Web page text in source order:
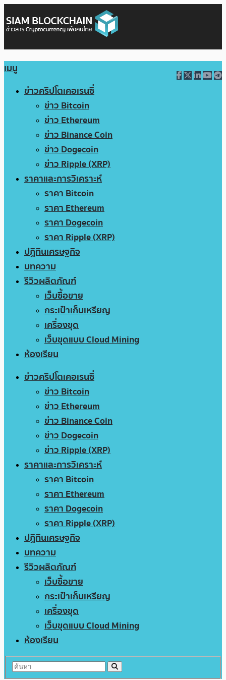
เมนู
ข่าวคริปโตเคอเรนซี่
ข่าว Bitcoin
ข่าว Ethereum
ข่าว Binance Coin
ข่าว Dogecoin
ข่าว Ripple (XRP)
ราคาและการวิเคราะห์
ราคา Bitcoin
ราคา Ethereum
ราคา Dogecoin
ราคา Ripple (XRP)
ปฏิทินเศรษฐกิจ
บทความ
รีวิวผลิตภัณฑ์
เว็บซื้อขาย
กระเป๋าเก็บเหรียญ
เครื่องขุด
เว็บขุดแบบ Cloud Mining
ห้องเรียน
ข่าวคริปโตเคอเรนซี่
ข่าว Bitcoin
ข่าว Ethereum
ข่าว Binance Coin
ข่าว Dogecoin
ข่าว Ripple (XRP)
ราคาและการวิเคราะห์
ราคา Bitcoin
ราคา Ethereum
ราคา Dogecoin
ราคา Ripple (XRP)
ปฏิทินเศรษฐกิจ
บทความ
รีวิวผลิตภัณฑ์
เว็บซื้อขาย
กระเป๋าเก็บเหรียญ
เครื่องขุด
เว็บขุดแบบ Cloud Mining
ห้องเรียน